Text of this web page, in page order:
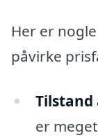
Her er
påvirke
Tilstand
er